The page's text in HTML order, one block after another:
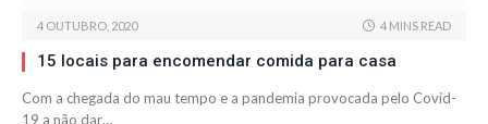
4 OUTUBRO, 2020 4 MINS READ
15 locais para encomendar comida para casa
Com a chegada do mau tempo e a pandemia provocada pelo Covid-
19 a não dar…